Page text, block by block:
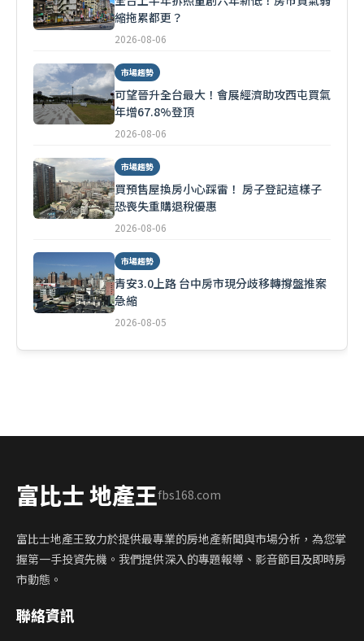
縮拖累都更？
2026-08-06
市場趨勢
可望晉升全台最大！會展經濟助攻西屯買氣
年增67.8%登頂
2026-08-06
市場趨勢
買預售屋換房小心踩雷！ 房子登記這樣子
恐喪失重購退稅優惠
2026-08-06
市場趨勢
青安3.0上路 台中房市現分歧移轉撐盤推案
急縮
2026-08-05
富比士 地產王fbs168.com
富比士地產王致力於提供最專業的房地產新聞與市場分析，為您掌
握第一手投資先機。我們提供深入的專題報導、影音節目及即時房
市動態。
聯絡資訊